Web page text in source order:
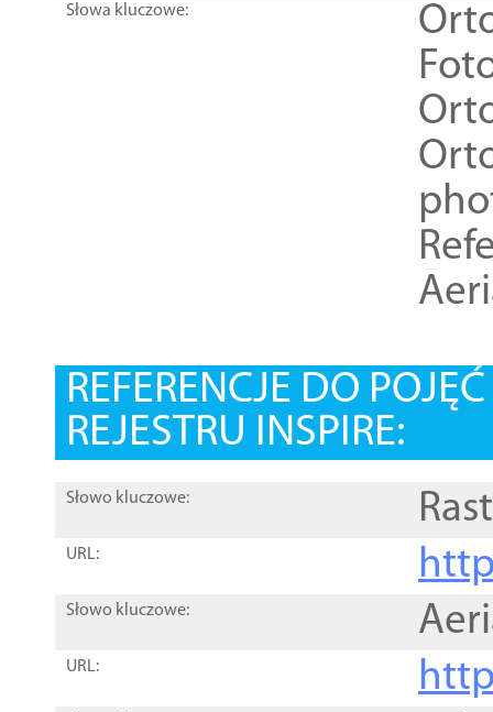
Słowa kluczowe:
REFERENCJE DO
REJESTRU INSPIRE:
Słowo kluczowe:
URL:
Słowo kluczowe:
URL: